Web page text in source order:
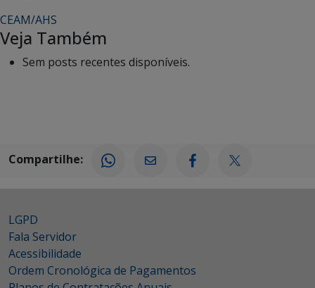
CEAM/AHS
Veja Também
Sem posts recentes disponíveis.
Compartilhe:
LGPD
Fala Servidor
Acessibilidade
Ordem Cronológica de Pagamentos